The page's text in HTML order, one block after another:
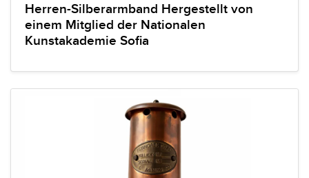
Herren-Silberarmband Hergestellt von
einem Mitglied der Nationalen
Kunstakademie Sofia